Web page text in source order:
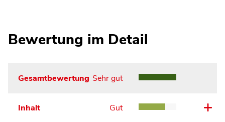
Bewertung im Detail
Gesamtbewertung Sehr gut
Inhalt Gut